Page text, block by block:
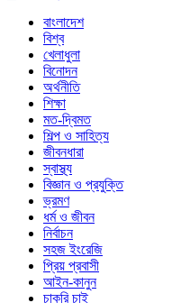
বাংলাদেশ
বিশ্ব
খেলাধুলা
বিনোদন
অর্থনীতি
শিক্ষা
মত-দ্বিমত
শিল্প ও সাহিত্য
জীবনধারা
স্বাস্থ্য
বিজ্ঞান ও প্রযুক্তি
ভ্রমণ
ধর্ম ও জীবন
নির্বাচন
সহজ ইংরেজি
প্রিয় প্রবাসী
আইন-কানুন
চাকরি চাই